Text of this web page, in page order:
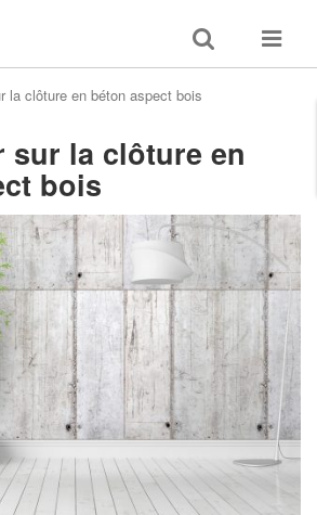
Toggle
search
Toggle
la clôture en béton aspect bois
sur la clôture en
bois